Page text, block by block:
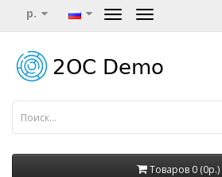
р.
Товаров 0 (0р.)